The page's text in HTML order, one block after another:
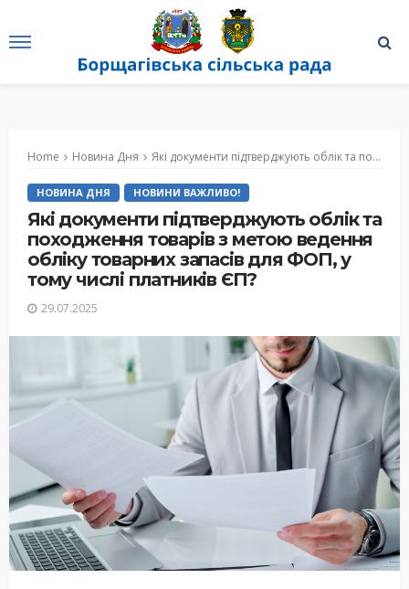
Home Новина Дня Які документи підтверджують облік та походження товарів з метою ведення обліку товарних запасів для ФОП, у тому числі платників ЄП?
НОВИНА ДНЯ НОВИНИ ВАЖЛИВО!
Які документи підтверджують облік та
походження товарів з метою ведення
обліку товарних запасів для ФОП, у
тому числі платників ЄП?
29.07.2025